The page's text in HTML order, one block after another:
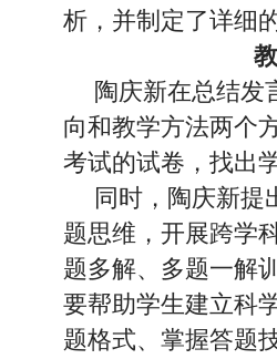
析，并制定了详细
陶庆新在总结发
向和教学方法两个
考试的试卷，找出
同时，陶庆新提
题思维，开展跨学
题多解、多题一解
要帮助学生建立科
题格式、掌握答题